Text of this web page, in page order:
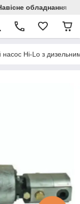
обладнання
насос Hi-Lo з